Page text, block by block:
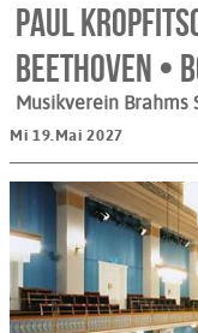
Paul
Beethoven •
Musikverein Brahms
Mi 19.Mai 2027